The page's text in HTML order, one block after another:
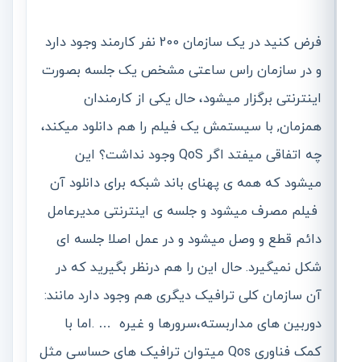
فرض کنید در یک سازمان 200 نفر کارمند وجود دارد
و در سازمان راس ساعتی مشخص یک جلسه بصورت
اینترنتی برگزار میشود، حال یکی از کارمندان
همزمان, با سیستمش یک فیلم را هم دانلود میکند،
چه اتفاقی میفتد اگر QoS وجود نداشت؟ این
میشود که همه ی پهنای باند شبکه برای دانلود آن
فیلم مصرف میشود و جلسه ی اینترنتی مدیرعامل
دائم قطع و وصل میشود و در عمل اصلا جلسه ای
شکل نمیگیرد. حال این را هم درنظر بگیرید که در
آن سازمان کلی ترافیک دیگری هم وجود دارد مانند:
دوربین های مداربسته،سرورها و غیره … .اما با
کمک فناوری Qos میتوان ترافیک های حساسی مثل